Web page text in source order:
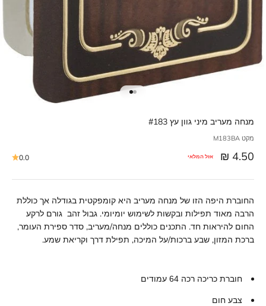
מנחה מעריב מיני גוון עץ #183
מקט M183BA
מחיר מבצע
4.50 ₪ אזל המלאי 0.0
החוברת היפה הזו של מנחה מעריב היא קומפקטית בגודלה אך כוללת
הרבה מאוד תפילות ובקשות לשימוש יומיומי. גבול זהב גורם לרקע
החום להיראות חד. התכנים כוללים מנחה/מעריב, סדר ספירת העומר,
ברכת המזון, שבע ברכות/על המיכה, תפילת דרך וקריאת שמע.
חוברת כריכה רכה 64 עמודים
צבע חום